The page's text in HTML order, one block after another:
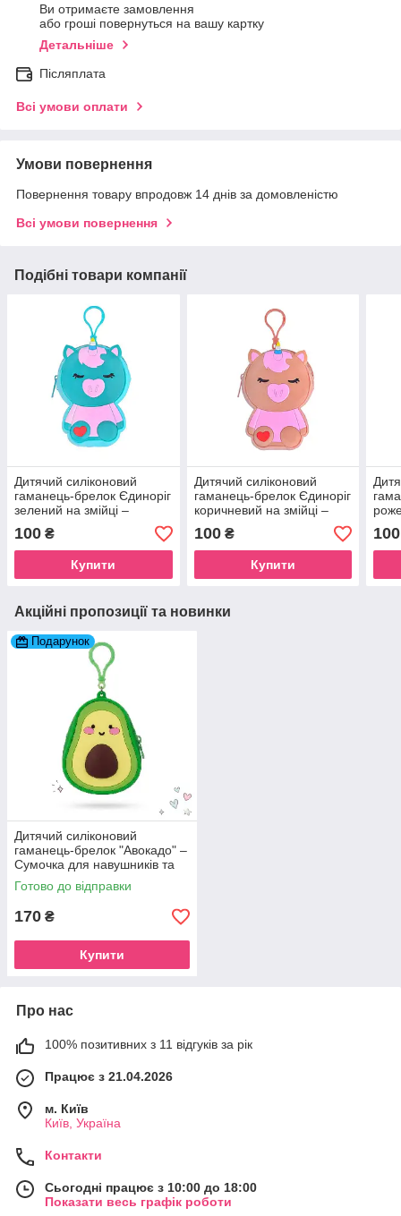
Ви отримаєте замовлення
або гроші повернуться на вашу картку
Детальніше
Післяплата
Всі умови оплати
Умови повернення
Повернення товару впродовж 14 днів за домовленістю
Всі умови повернення
Подібні товари компанії
Дитячий силіконовий
гаманець-брелок Єдиноріг
зелений на змійці –
Сумочка для навушників
та грошей на рюкзак
100 ₴
Купити
Дитячий силіконовий
гаманець-брелок Єдиноріг
коричневий на змійці –
Сумочка для навушників
та грошей на рюкзак
100₴
Купити
та
100
Акційні пропозиції та новинки
Подарунок
Дитячий силіконовий
гаманець-брелок "Авокадо" –
Сумочка для навушників та
грошей на рюкзак
Готово до відправки
170 ₴
Купити
Про нас
100% позитивних з 11 відгуків за рік
Працює з 21.04.2026
м. Київ
Київ, Україна
Контакти
Сьогодні працює з 10:00 до 18:00
Показати весь графік роботи